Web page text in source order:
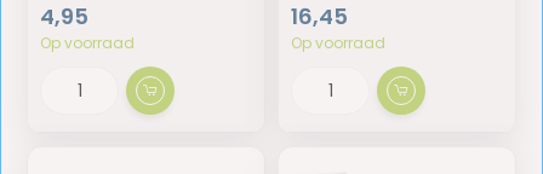
4,95
Op voorraad
16,45
Op voorraad